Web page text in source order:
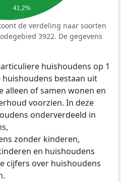
41,2%
de verdeling naar soorten
3922. De gegevens
huishoudens op 1
bestaan uit
alleen of samen wonen en
voorzien. In deze
onderverdeeld in
zonder kinderen,
en huishoudens
cijfers over huishoudens